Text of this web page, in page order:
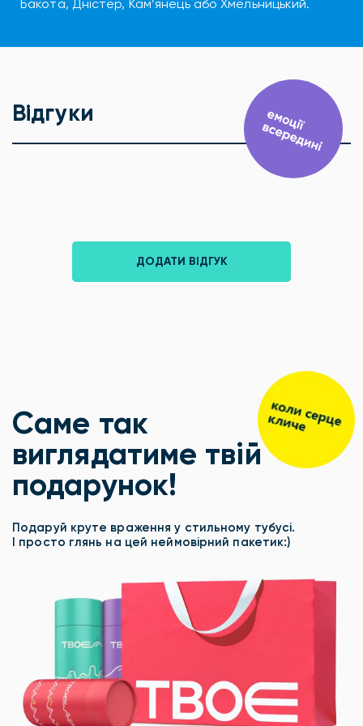
Бакота, Дністер, Кам’янець або Хмельницький.
Відгуки
ДОДАТИ ВІДГУК
Саме так
виглядатиме твій
подарунок!
Подаруй круте враження у стильному тубусі.
І просто глянь на цей неймовірний пакетик:)